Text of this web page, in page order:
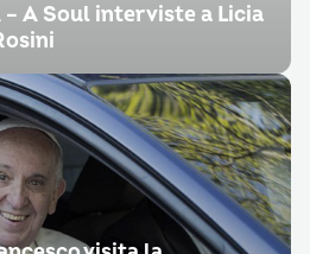
– A Soul interviste a Licia